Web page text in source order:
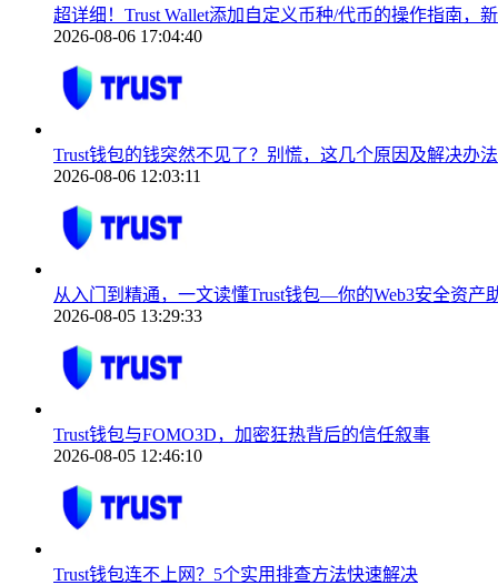
超详细！Trust Wallet添加自定义币种/代币的操作指南，
2026-08-06 17:04:40
Trust钱包的钱突然不见了？别慌，这几个原因及解决办法
2026-08-06 12:03:11
从入门到精通，一文读懂Trust钱包—你的Web3安全资产
2026-08-05 13:29:33
Trust钱包与FOMO3D，加密狂热背后的信任叙事
2026-08-05 12:46:10
Trust钱包连不上网？5个实用排查方法快速解决